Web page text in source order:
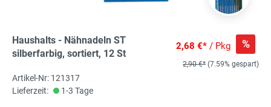
Haushalts - Nähnadeln ST
silberfarbig, sortiert, 12 St
2,68 €* / Pkg %
2,90 €* (7.59% gespart)
Artikel-Nr: 121317
Lieferzeit:
1-3 Tage